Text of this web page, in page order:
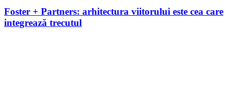
Foster + Partners: arhitectura viitorului este cea care
integrează trecutul